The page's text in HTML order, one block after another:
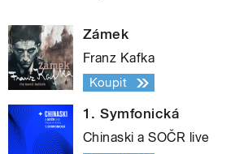
Zámek
Franz Kafka
Koupit
1. Symfonická
Chinaski a SOČR live